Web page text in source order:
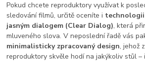
Pokud chcete reproduktory využívat k
sledování filmů, určitě oceníte i technologii
jasným dialogem (Clear Dialog), která
mluveného slova. V neposlední řadě vás
minimalisticky zpracovaný design, jehož
reproduktory skvěle hodí na jakýkoliv stůl –